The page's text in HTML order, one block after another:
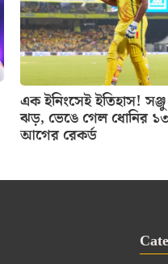
এক ইনিংসেই ইতিহাস!
ঝড়, ভেঙে গেল ধোনির
আগের রেকর্ড